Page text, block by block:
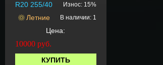
R20 255/40 Износ: 15%
Летние В наличии: 1
Цена:
10000 руб.
КУПИТЬ